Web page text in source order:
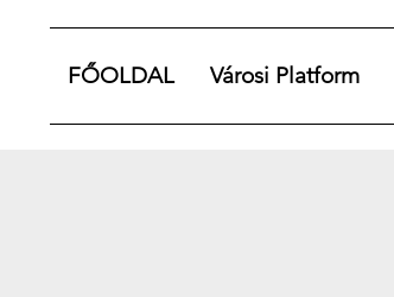
FŐOLDAL Városi Platform